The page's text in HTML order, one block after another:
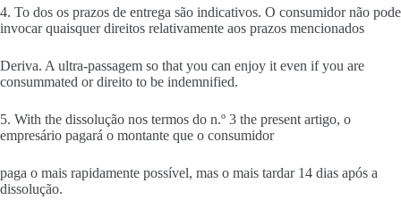
4. To dos os prazos de entrega são indicativos. O consumidor não pode
invocar quaisquer direitos relativamente aos prazos mencionados
Deriva. A ultra-passagem so that you can enjoy it even if you are
consummated or direito to be indemnified.
5. With the dissolução nos termos do n.º 3 the present artigo, o
empresário pagará o montante que o consumidor
paga o mais rapidamente possível, mas o mais tardar 14 dias após a
dissolução.